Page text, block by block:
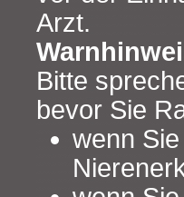
Arzt.
Bitte
bevor Sie
wenn